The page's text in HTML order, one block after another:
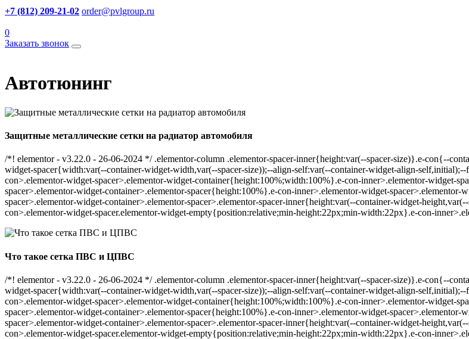
+7 (812) 209-21-02 order@pvlgroup.ru
0
Заказать звонок
Автотюнинг
Защитные металлические сетки на радиатор автомобиля
/*! elementor - v3.22.0 - 26-06-2024 */ .elementor-column .elementor-spacer-inner{height:var(--spacer-size)}.e-con{--
widget-spacer{width:var(--container-widget-width,var(--spacer-size));--align-self:var(--container-widget-align-
con>.elementor-widget-spacer>.elementor-widget-container{height:100%;width:100%}.e-con-inner>.elementor-widget-
spacer>.elementor-widget-container>.elementor-spacer{height:100%}.e-con-inner>.elementor-widget-
spacer>.elementor-widget-container>.elementor-spacer>.elementor-spacer-inner{height:var(--container-widget-
con>.elementor-widget-spacer.elementor-widget-empty{position:relative;min-height:22px;min-width:22px}.e-con-
Что такое сетка ПВС и ЦПВС
/*! elementor - v3.22.0 - 26-06-2024 */ .elementor-column .elementor-spacer-inner{height:var(--spacer-size)}.e-con{--
widget-spacer{width:var(--container-widget-width,var(--spacer-size));--align-self:var(--container-widget-align-
con>.elementor-widget-spacer>.elementor-widget-container{height:100%;width:100%}.e-con-inner>.elementor-widget-
spacer>.elementor-widget-container>.elementor-spacer{height:100%}.e-con-inner>.elementor-widget-
spacer>.elementor-widget-container>.elementor-spacer>.elementor-spacer-inner{height:var(--container-widget-
con>.elementor-widget-spacer.elementor-widget-empty{position:relative;min-height:22px;min-width:22px}.e-con-